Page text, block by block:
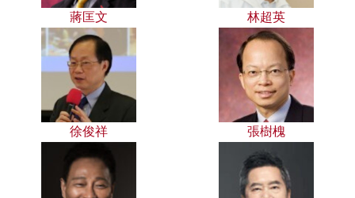
蔣匡文 林超英
徐俊祥 張樹槐